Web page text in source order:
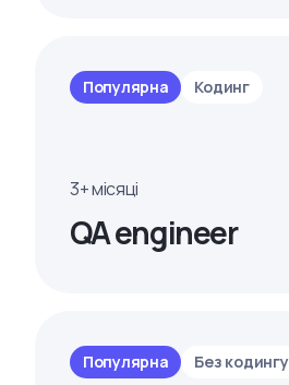
Популярна Кодинг
3+ місяці
QA engineer
Популярна Без кодингу